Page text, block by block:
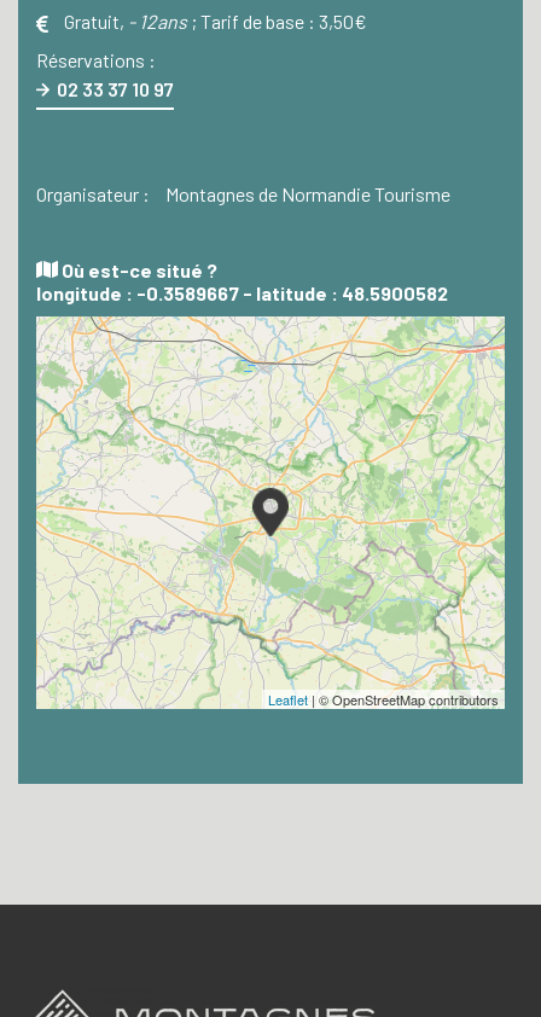
Gratuit, - 12ans; Tarif de base : 3,50€
Réservations :
02 33 37 10 97
Organisateur : Montagnes de Normandie Tourisme
Où est-ce situé ?
longitude : -0.3589667 - latitude : 48.5900582
Leaflet | © OpenStreetMap contributors